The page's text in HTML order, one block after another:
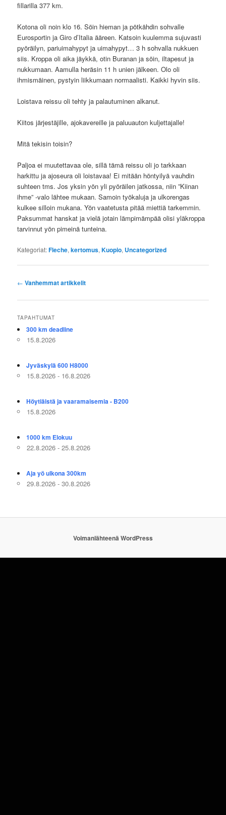
fillarilla 377 km.
Kotona oli noin klo 16. Söin hieman ja pötkähdin sohvalle
Eurosportin ja Giro d’Italia ääreen. Katsoin kuulemma sujuvasti
pyöräilyn, pariuimahypyt ja uimahypyt… 3 h sohvalla nukkuen
siis. Kroppa oli aika jäykkä, otin Buranan ja söin, iltapesut ja
nukkumaan. Aamulla heräsin 11 h unien jälkeen. Olo oli
ihmismäinen, pystyin liikkumaan normaalisti. Kaikki hyvin siis.
Loistava reissu oli tehty ja palautuminen alkanut.
Kiitos järjestäjille, ajokavereille ja paluuauton kuljettajalle!
Mitä tekisin toisin?
Paljoa ei muutettavaa ole, sillä tämä reissu oli jo tarkkaan
harkittu ja ajoseura oli loistavaa! Ei mitään höntyilyä vauhdin
suhteen tms. Jos yksin yön yli pyöräilen jatkossa, niin ”Kiinan
ihme” -valo lähtee mukaan. Samoin työkaluja ja ulkorengas
kulkee silloin mukana. Yön vaatetusta pitää miettiä tarkemmin.
Paksummat hanskat ja vielä jotain lämpimämpää olisi yläkroppa
tarvinnut yön pimeinä tunteina.
Kategoriat:Fleche,kertomus,Kuopio, Uncategorized
Artikkelien
← Vanhemmat artikkelit
TAPAHTUMAT
300 km deadline
15.8.2026
Jyväskylä 600 H8000
15.8.2026 - 16.8.2026
Höytiäistä ja vaaramaisemia - B200
15.8.2026
1000 km Elokuu
22.8.2026 - 25.8.2026
Aja yö ulkona 300km
29.8.2026 - 30.8.2026
Voimanlähteenä WordPress